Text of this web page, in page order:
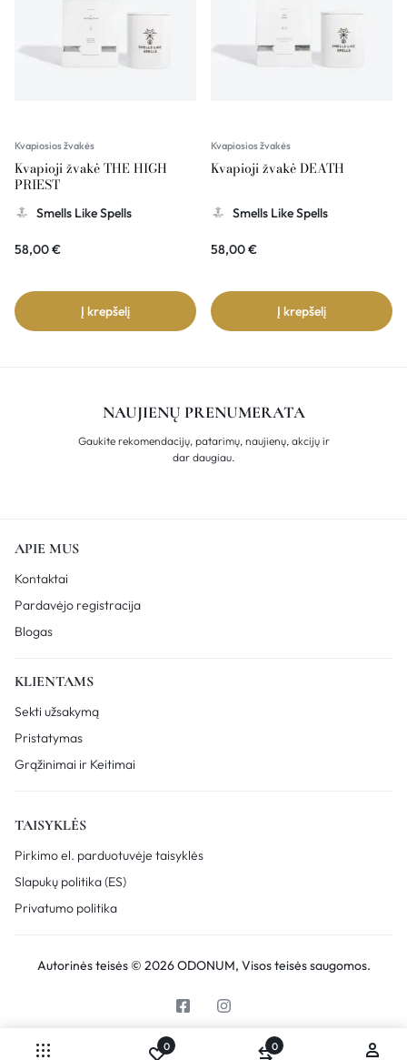
Kvapiosios žvakės
Kvapioji žvakė THE HIGH
PRIEST
Smells Like Spells
58,00€
Į krepšelį
Kvapiosios žvakės
Kvapioji žvakė DEATH
Smells Like Spells
58,00€
Į krepšelį
NAUJIENŲ PRENUMERATA
Gaukite rekomendacijų, patarimų, naujienų, akcijų ir
dar daugiau.
APIE MUS
Kontaktai
Pardavėjo registracija
Blogas
KLIENTAMS
Sekti užsakymą
Pristatymas
Grąžinimai ir Keitimai
TAISYKLĖS
Pirkimo el. parduotuvėje taisyklės
Slapukų politika (ES)
Privatumo politika
Autorinės teisės © 2026 ODONUM, Visos teisės saugomos.
0 0